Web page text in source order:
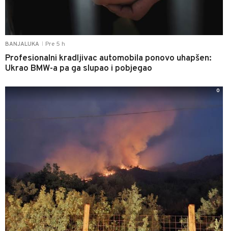
BANJALUKA Pre 5 h
Profesionalni kradljivac automobila ponovo uhapšen:
Ukrao BMW-a pa ga slupao i pobjegao
0